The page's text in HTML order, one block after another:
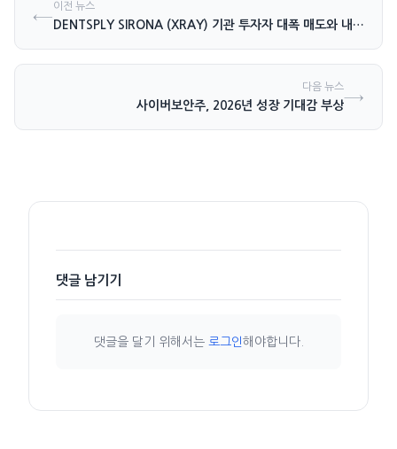
←이전 뉴스
DENTSPLY SIRONA (XRAY) 기관 투자자 대폭 매도와 내부자 매입 활발
다음 뉴스
사이버보안주, 2026년 성장 기대감 부상→
댓글 남기기
댓글을 달기 위해서는 로그인해야합니다.